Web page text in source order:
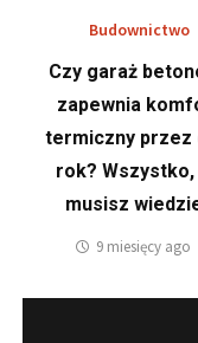
Budownictwo
Czy garaż
zapewnia
termiczny przez
rok? Wszystko,
musisz
9 miesięcy ago